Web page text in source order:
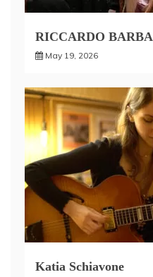
RICCARDO BARBA
May 19, 2026
Katia Schiavone